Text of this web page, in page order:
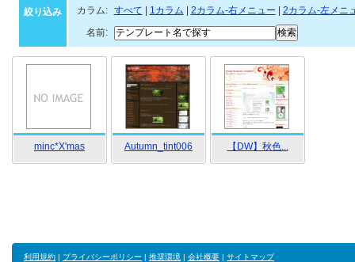
絞り込み
カラム:
すべて 1カラム 2カラム-右メニュー
2カラム-左メニ
名前:
minc*X'mas Autumn_tint006 【DW】秋色...
利用規約 | プライバシーポリシー | 推奨環境 | 会社概要 | サイトマップ